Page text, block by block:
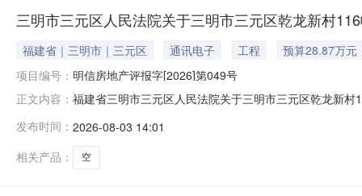
三明市三元区人民法院关于三明市三元区乾龙新村
福建省｜三明市｜三元区 通讯电子 工程
预算28.87万元
项目编号： 明信房地产评报字[2026]第049号
正文内容： 福建省三明市三元区人民法院关于三明市三元区乾龙新
幢605室房产，面积85.24㎡,不动产权证号：闽（2022
发布时间： 2026-08-03 14:01
相关产品：
空